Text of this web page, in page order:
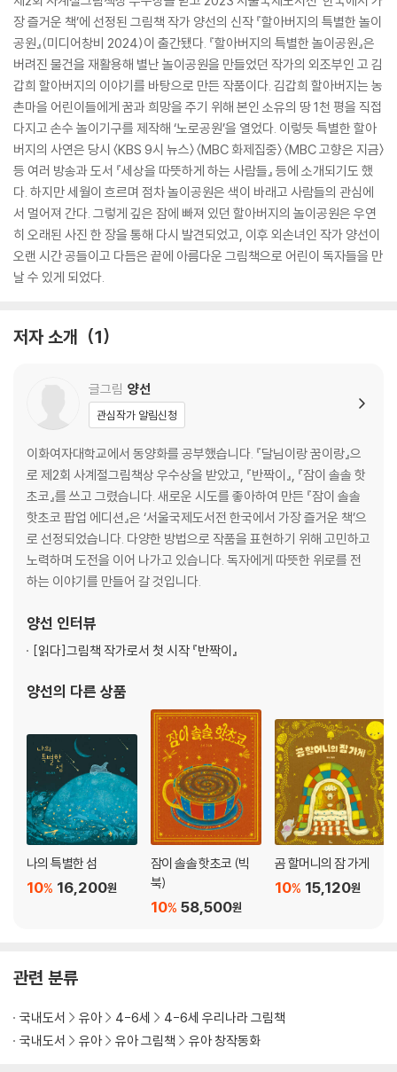
장 즐거운 책’에 선정된 그림책 작가 양선의 신작 『할아버지의 특별한 놀이
공원』(미디어창비 2024)이 출간됐다. 『할아버지의 특별한 놀이공원』은
버려진 물건을 재활용해 별난 놀이공원을 만들었던 작가의 외조부인 고 김
갑희 할아버지의 이야기를 바탕으로 만든 작품이다. 김갑희 할아버지는 농
촌마을 어린이들에게 꿈과 희망을 주기 위해 본인 소유의 땅 1천 평을 직접
다지고 손수 놀이기구를 제작해 ‘노로공원’을 열었다. 이렇듯 특별한 할아
버지의 사연은 당시 〈KBS 9시 뉴스〉 〈MBC 화제집중〉 〈MBC 고향은 지금〉
등 여러 방송과 도서 『세상을 따뜻하게 하는 사람들』 등에 소개되기도 했
다. 하지만 세월이 흐르며 점차 놀이공원은 색이 바래고 사람들의 관심에
서 멀어져 간다. 그렇게 깊은 잠에 빠져 있던 할아버지의 놀이공원은 우연
히 오래된 사진 한 장을 통해 다시 발견되었고, 이후 외손녀인 작가 양선이
오랜 시간 공들이고 다듬은 끝에 아름다운 그림책으로 어린이 독자들을 만
날 수 있게 되었다.
저자 소개 1
글그림 양선
관심작가 알림신청
이화여자대학교에서 동양화를 공부했습니다. 『달님이랑 꿈이랑』으
로 제2회 사계절그림책상 우수상을 받았고, 『반짝이』, 『잠이 솔솔 핫
초코』를 쓰고 그렸습니다. 새로운 시도를 좋아하여 만든 『잠이 솔솔
핫초코 팝업 에디션』은 ‘서울국제도서전 한국에서 가장 즐거운 책’으
로 선정되었습니다. 다양한 방법으로 작품을 표현하기 위해 고민하고
노력하며 도전을 이어 나가고 있습니다. 독자에게 따뜻한 위로를 전
하는 이야기를 만들어 갈 것입니다.
양선 인터뷰
[읽다]그림책 작가로서 첫 시작 『반짝이』
양선의 다른 상품
나의 특별한 섬
16,200원
10%
잠이 솔솔 핫초코 (빅
북)
58,500원
10%
곰 할머니의 잠 가게
15,120원
10%
관련 분류
국내도서 유아 4-6세
4-6세 우리나라 그림책
국내도서
유아 유아 그림책 유아 창작동화